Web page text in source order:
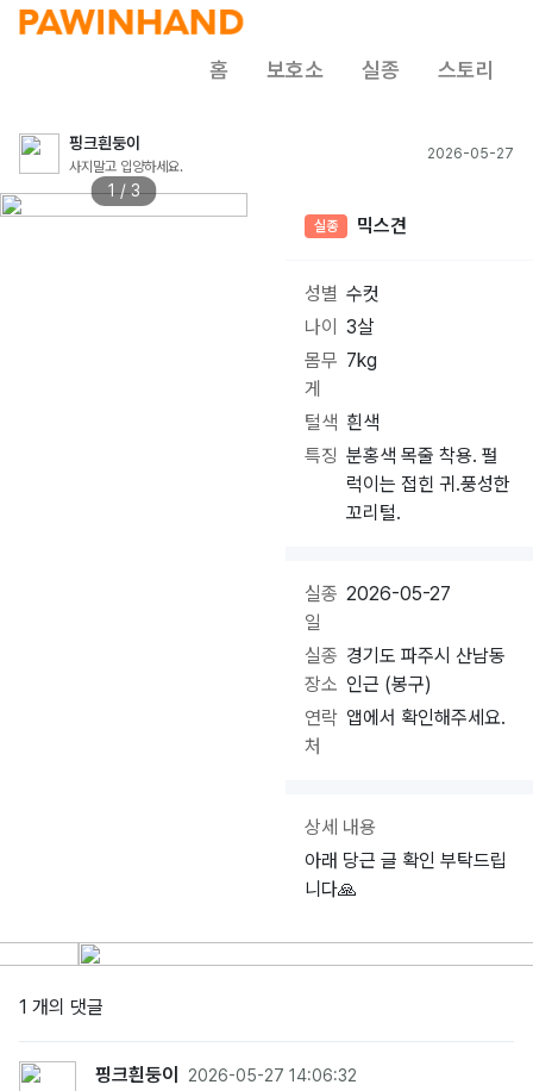
홈 보호소 실종 스토리
핑크흰둥이
사지말고 입양하세요.
2026-05-27
1 / 3
실종 믹스견
성별 수컷
나이
3살
몸무
게
7kg
털색 흰색
특징 분홍색 목줄 착용. 펄
럭이는 접힌 귀.풍성한
꼬리털.
실종
일
2026-05-27
실종
장소
경기도 파주시 산남동
인근 (봉구)
연락
처
앱에서 확인해주세요.
상세 내용
아래 당근 글 확인 부탁드립
니다🙏
1 개의 댓글
핑크흰둥이 2026-05-27 14:06:32